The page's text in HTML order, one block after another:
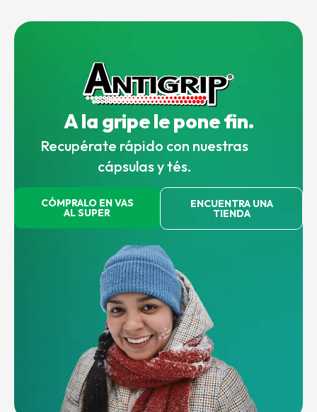
A la gripe le pone fin.
Recupérate rápido con nuestras
cápsulas y tés.
CÓMPRALO EN VAS
AL SUPER
ENCUENTRA UNA
TIENDA